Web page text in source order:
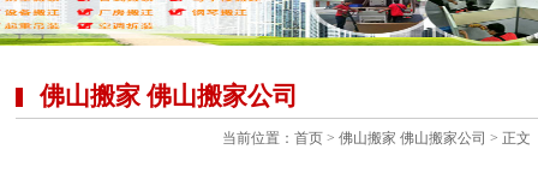
佛山搬家 佛山搬家公司
当前位置：首页 >佛山搬家 佛山搬家公司 > 正文